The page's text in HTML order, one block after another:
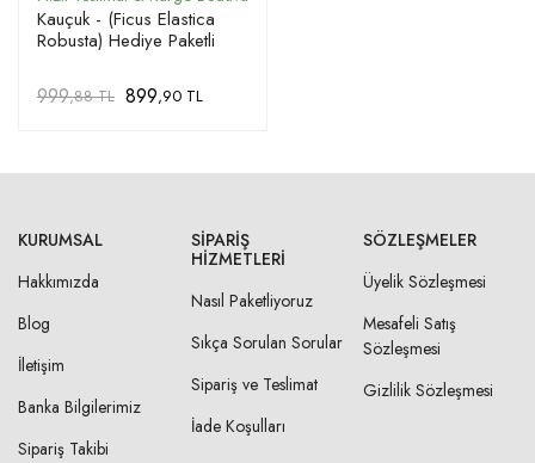
Kauçuk - (Ficus Elastica
Robusta) Hediye Paketli
999,88 TL 899,90 TL
KURUMSAL
Hakkımızda
Blog
İletişim
Banka Bilgilerimiz
Sipariş Takibi
SIPARIŞ
HIZMETLERI
Nasıl Paketliyoruz
Sıkça Sorulan Sorular
Sipariş ve Teslimat
İade Koşulları
SÖZLEŞMELER
Üyelik Sözleşmesi
Mesafeli Satış
Sözleşmesi
Gizlilik Sözleşmesi